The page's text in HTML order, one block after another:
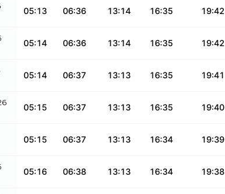
05:13 06:36 13:14 16:35 19:42
05:14 06:36 13:14 16:35 19:42
05:14 06:37 13:13 16:35 19:41
05:15 06:37 13:13 16:35 19:40
05:15 06:37 13:13 16:34 19:39
05:16 06:38 13:13 16:34 19:38